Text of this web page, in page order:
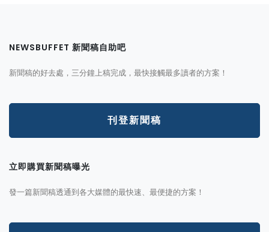
NEWSBUFFET 新聞稿自助吧
新聞稿的好去處，三分鐘上稿完成，最快接觸最多讀者的方案！
刊登新聞稿
立即購買新聞稿曝光
發一篇新聞稿透通到各大媒體的最快速、最便捷的方案！